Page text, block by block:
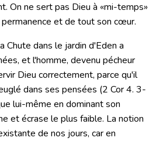
On ne sert pas Dieu à «mi-temps»
et de tout son cœur.
Chute dans le jardin d'Eden a
et l'homme, devenu pécheur
Dieu correctement, parce qu'il
dans ses pensées (2 Cor 4. 3-
lui-même en dominant son
et écrase le plus faible. La notion
de nos jours, car en